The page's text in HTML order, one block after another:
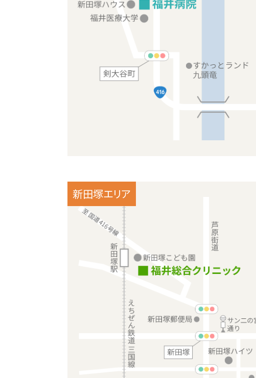
新田塚エリア